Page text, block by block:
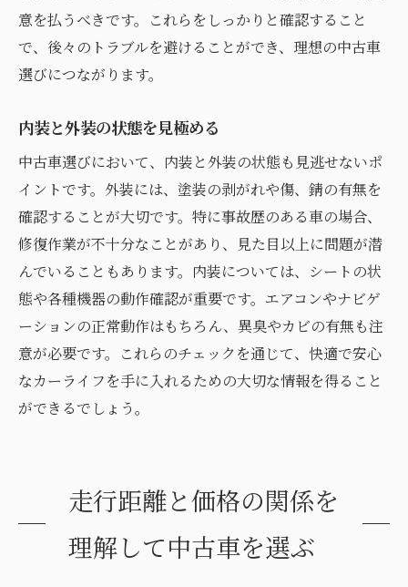
意を払うべきです。これらをしっかりと確認すること
で、後々のトラブルを避けることができ、理想の中古車
選びにつながります。
内装と外装の状態を見極める
中古車選びにおいて、内装と外装の状態も見逃せないポ
イントです。外装には、塗装の剥がれや傷、錆の有無を
確認することが大切です。特に事故歴のある車の場合、
修復作業が不十分なことがあり、見た目以上に問題が潜
んでいることもあります。内装については、シートの状
態や各種機器の動作確認が重要です。エアコンやナビゲ
ーションの正常動作はもちろん、異臭やカビの有無も注
意が必要です。これらのチェックを通じて、快適で安心
なカーライフを手に入れるための大切な情報を得ること
ができるでしょう。
走行距離と価格の関係を
理解して中古車を選ぶ